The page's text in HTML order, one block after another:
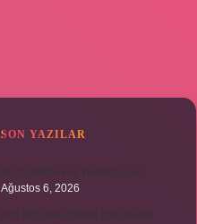
SON YAZILAR
Bir cümlede kaç yüklem olur ?
Ağustos 6, 2026
Kim Milyoner Olmak İster Kuran